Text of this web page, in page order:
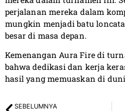
perjalanan mereka dalam
mungkin menjadi batu
besar di masa depan.
Kemenangan Aura Fire di
bahwa dedikasi dan kerja
hasil yang memuaskan di
SEBELUMNYA